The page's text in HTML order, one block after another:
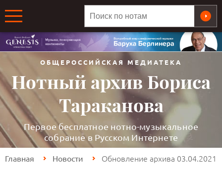
ОБЩЕРОССИЙСКАЯ МЕДИАТЕКА
Нотный архив Бориса
Тараканова
Первое бесплатное нотно-музыкальное
собрание в Русском Интернете
Главная Новости Обновление архива 03.04.2021